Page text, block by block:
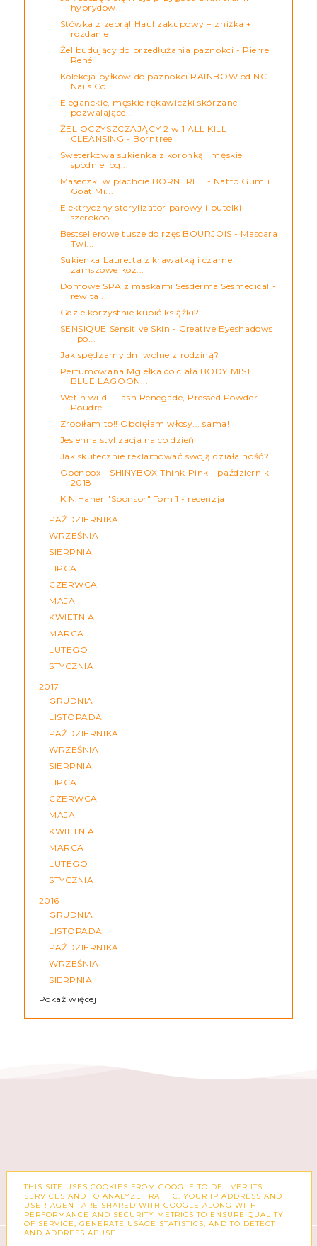
hybrydow...
Stówka z zebrą! Haul zakupowy + zniżka +
rozdanie
Żel budujący do przedłużania paznokci - Pierre
René
Kolekcja pyłków do paznokci RAINBOW od NC
Nails Co...
Eleganckie, męskie rękawiczki skórzane
pozwalające...
ŻEL OCZYSZCZAJĄCY 2 w 1 ALL KILL
CLEANSING - Borntree
Sweterkowa sukienka z koronką i męskie
spodnie jog...
Maseczki w płachcie BORNTREE - Natto Gum i
Goat Mi...
Elektryczny sterylizator parowy i butelki
szerokoo...
Bestsellerowe tusze do rzęs BOURJOIS - Mascara
Twi...
Sukienka Lauretta z krawatką i czarne
zamszowe koz...
Domowe SPA z maskami Sesderma Sesmedical -
rewital...
Gdzie korzystnie kupić książki?
SENSIQUE Sensitive Skin - Creative Eyeshadows
- po...
Jak spędzamy dni wolne z rodziną?
Perfumowana Mgiełka do ciała BODY MIST
BLUE LAGOON...
Wet n wild - Lash Renegade, Pressed Powder
Poudre ...
Zrobiłam to!! Obcięłam włosy... sama!
Jesienna stylizacja na co dzień
Jak skutecznie reklamować swoją działalność?
Openbox - SHINYBOX Think Pink - październik
2018
K.N.Haner "Sponsor" Tom 1 - recenzja
PAŹDZIERNIKA
WRZEŚNIA
SIERPNIA
LIPCA
CZERWCA
MAJA
KWIETNIA
MARCA
LUTEGO
STYCZNIA
2017
GRUDNIA
LISTOPADA
PAŹDZIERNIKA
WRZEŚNIA
SIERPNIA
LIPCA
CZERWCA
MAJA
KWIETNIA
MARCA
LUTEGO
STYCZNIA
2016
GRUDNIA
LISTOPADA
PAŹDZIERNIKA
WRZEŚNIA
SIERPNIA
Pokaż więcej
FACEBOOK INSTAGRAM
THIS SITE USES COOKIES FROM GOOGLE TO DELIVER ITS
SERVICES AND TO ANALYZE TRAFFIC. YOUR IP ADDRESS AND
USER-AGENT ARE SHARED WITH GOOGLE ALONG WITH
PERFORMANCE AND SECURITY METRICS TO ENSURE QUALITY
OF SERVICE, GENERATE USAGE STATISTICS, AND TO DETECT
AND ADDRESS ABUSE.